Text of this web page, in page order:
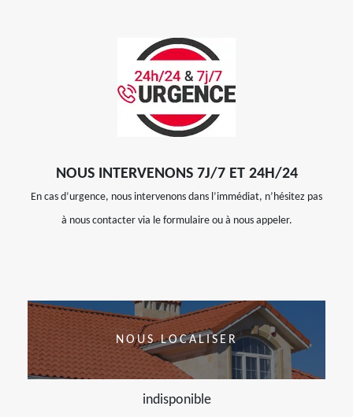
NOUS INTERVENONS 7J/7 ET 24H/24
En cas d’urgence, nous intervenons dans l’immédiat, n’hésitez pas
à nous contacter via le formulaire ou à nous appeler.
NOUS LOCALISER
indisponible